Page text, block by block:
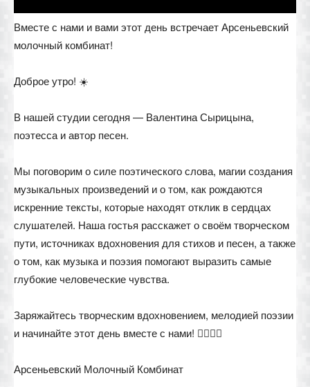
Вместе с нами и вами этот день встречает Арсеньевский
молочный комбинат!
Доброе утро! ☀️
В нашей студии сегодня — Валентина Сырицына,
поэтесса и автор песен.
Мы поговорим о силе поэтического слова, магии создания
музыкальных произведений и о том, как рождаются
искренние тексты, которые находят отклик в сердцах
слушателей. Наша гостья расскажет о своём творческом
пути, источниках вдохновения для стихов и песен, а также
о том, как музыка и поэзия помогают выразить самые
глубокие человеческие чувства.
Заряжайтесь творческим вдохновением, мелодией поэзии
и начинайте этот день вместе с нами! ✍🏼🎶✨
Арсеньевский Молочный Комбинат